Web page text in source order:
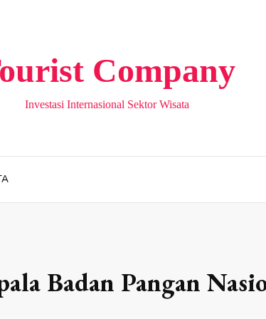
Company
Investasi Internasional Sektor Wisata
Badan Pangan